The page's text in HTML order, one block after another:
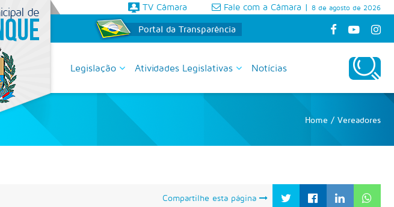
TV Câmara Fale com a Câmara | 8 de agosto de 2026
Portal da Transparência
Legislação Atividades Legislativas Notícias
Home / Vereadores
Compartilhe esta página